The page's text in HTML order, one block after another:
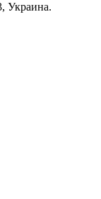
Украина.